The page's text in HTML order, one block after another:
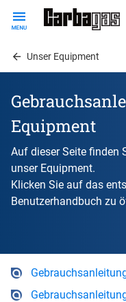
contentUnser Equipment
Equipment
Auf dieser Seite finden
unser Equipment.
Klicken Sie auf das
Benutzerhandbuch zu